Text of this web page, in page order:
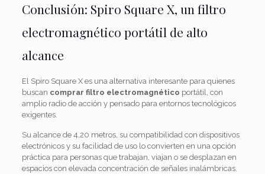
Conclusión: Spiro Square X, un filtro
electromagnético portátil de alto
alcance
El Spiro Square X es una alternativa interesante para quienes
buscan comprar filtro electromagnético portátil, con
amplio radio de acción y pensado para entornos tecnológicos
exigentes.
Su alcance de 4,20 metros, su compatibilidad con dispositivos
electrónicos y su facilidad de uso lo convierten en una opción
práctica para personas que trabajan, viajan o se desplazan en
espacios con elevada concentración de señales inalámbricas.